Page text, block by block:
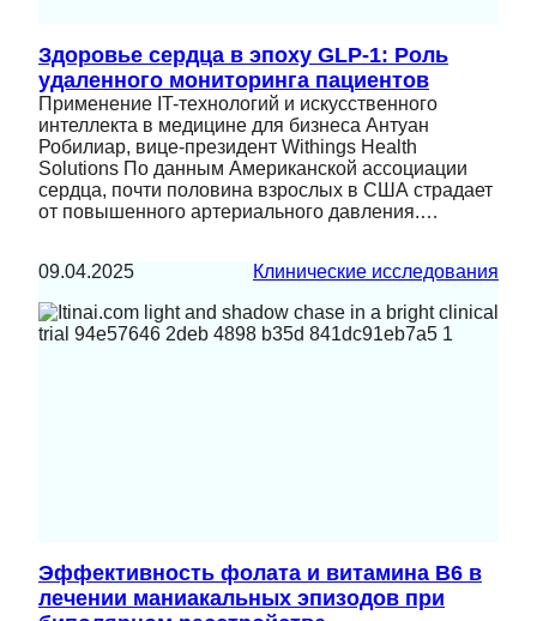
Здоровье сердца в эпоху GLP-1: Роль
удаленного мониторинга пациентов
Применение IT-технологий и искусственного
интеллекта в медицине для бизнеса Антуан
Робилиар, вице-президент Withings Health
Solutions По данным Американской ассоциации
сердца, почти половина взрослых в США страдает
от повышенного артериального давления.…
09.04.2025 Клинические исследования
Эффективность фолата и витамина B6 в
лечении маниакальных эпизодов при